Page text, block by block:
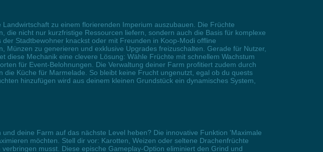
zu einem florierenden Imperium auszubauen. Die Früchte
nicht nur kurzfristige Ressourcen liefern, sondern auch die Basis für komplexe
Stadtbewohner knackst oder mit Freunden in Koop-Modi offline
zu generieren und exklusive Upgrades freizuschalten. Gerade für Nutzer,
Mechanik eine clevere Lösung: Wähle Früchte mit schnellem Wachstum
für Event-Belohnungen. Die Verwaltung deiner Farm profitiert zudem durch
Küche für Marmelade. So bleibt keine Frucht ungenutzt, egal ob du quests
hinzufügen wird aus deinem kleinen Grundstück ein dynamisches System,
deine Farm auf das nächste Level heben? Die innovative Funktion 'Maximale
möchten. Stell dir vor: Karotten, Weizen oder seltene Drachenfrüchte
musst. Diese epische Gameplay-Option eliminiert den Grind und